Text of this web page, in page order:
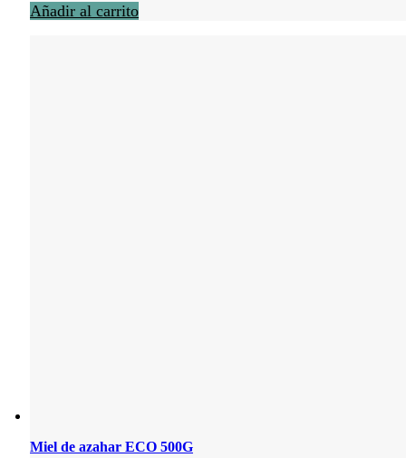
Añadir al carrito
Miel de azahar ECO 500G